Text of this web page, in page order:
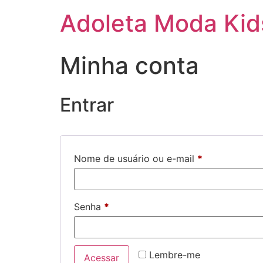
Adoleta Moda
Minha conta
Entrar
Nome de usuário ou e-mail *
Senha *
Lembre-me
Acessar